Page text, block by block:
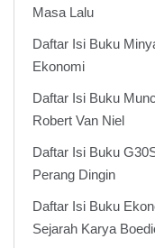
Masa Lalu
Daftar Isi Buku
Ekonomi
Daftar Isi Buku
Robert Van Niel
Daftar Isi Buku
Perang Dingin
Daftar Isi Buku
Sejarah Karya